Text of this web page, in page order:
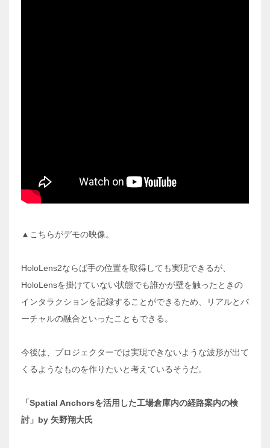
▲こちらがデモの映像。
HoloLens2ならば手の位置を取得しても実現できるが、
HoloLensを掛けていない状態でも誰かが壁を触ったときの
インタラクションを記録することができるため、リアルとバ
ーチャルの融合といったこともできる。
今後は、プロジェクターでは実現できないような波形が出て
くるようなものを作りたいと考えているそうだ。
「Spatial Anchorsを活用した工場倉庫内の経路案内の検
討」 by 矢野翔大氏